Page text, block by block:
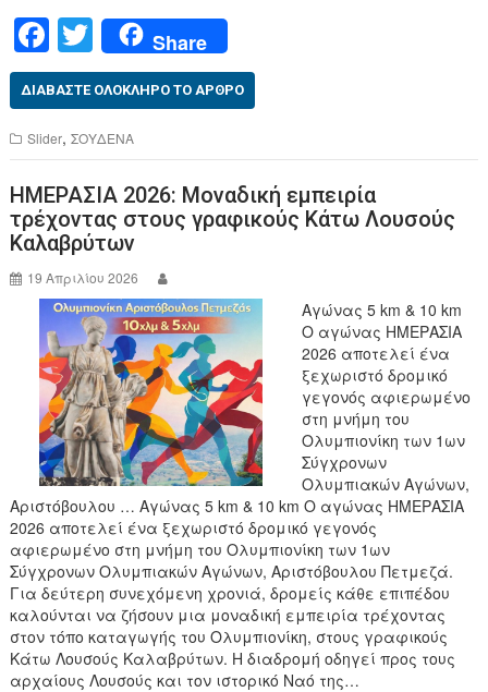
F
a
c
e
b
o
o
k
T
wi
tt
er
Share
ΔΙΑΒΆΣΤΕ ΟΛΌΚΛΗΡΟ ΤΟ ΆΡΘΡΟ
Slider,ΣΟΥΔΕΝΑ
ΗΜΕΡΑΣΙΑ 2026: Μοναδική εμπειρία
τρέχοντας στους γραφικούς Κάτω Λουσούς
Καλαβρύτων
19 Απριλίου 2026
Αγώνας 5 km & 10 km
Ο αγώνας ΗΜΕΡΑΣΙΑ
2026 αποτελεί ένα
ξεχωριστό δρομικό
γεγονός αφιερωμένο
στη μνήμη του
Ολυμπιονίκη των 1ων
Σύγχρονων
Ολυμπιακών Αγώνων,
Αριστόβουλου … Αγώνας 5 km & 10 km Ο αγώνας ΗΜΕΡΑΣΙΑ
2026 αποτελεί ένα ξεχωριστό δρομικό γεγονός
αφιερωμένο στη μνήμη του Ολυμπιονίκη των 1ων
Σύγχρονων Ολυμπιακών Αγώνων, Αριστόβουλου Πετμεζά.
Για δεύτερη συνεχόμενη χρονιά, δρομείς κάθε επιπέδου
καλούνται να ζήσουν μια μοναδική εμπειρία τρέχοντας
στον τόπο καταγωγής του Ολυμπιονίκη, στους γραφικούς
Κάτω Λουσούς Καλαβρύτων. Η διαδρομή οδηγεί προς τους
αρχαίους Λουσούς και τον ιστορικό Ναό της…